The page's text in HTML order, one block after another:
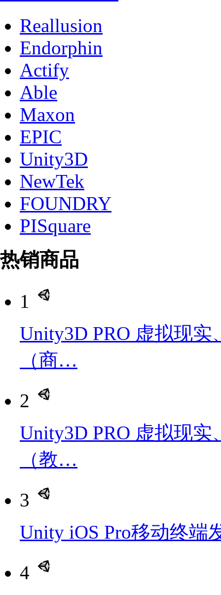
Reallusion
Endorphin
Actify
Able
Maxon
EPIC
Unity3D
NewTek
FOUNDRY
PISquare
热销商品
1
Unity3D PRO 虚拟现
（商…
2
Unity3D PRO 虚拟现
（教…
3
Unity iOS Pro移动终端
4